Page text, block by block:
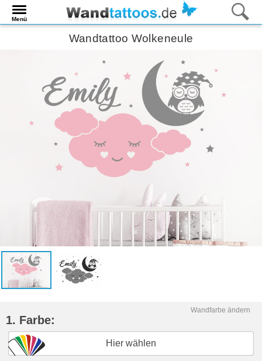
Menü
Wandtattoo Wolkeneule
Wandfarbe ändern
1. Farbe:
Hier wählen